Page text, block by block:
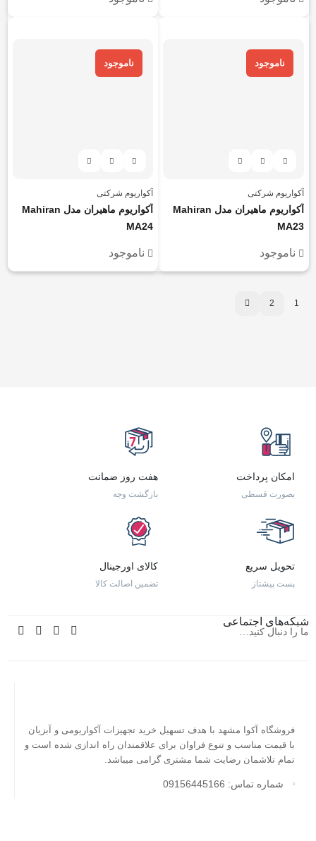
ناموجود
آکواریوم شرکتی
آکواریوم ماهیران مدل Mahiran
MA23
ناموجود
ناموجود
آکواریوم شرکتی
آکواریوم ماهیران مدل Mahiran
MA24
ناموجود
1
2
امکان پرداخت
بصورت قسطی
هفت روز ضمانت
بازگشت وجه
تحویل سریع
پست پیشتاز
کالای اورجینال
تضمین اصالت کالا
شبکه‌های اجتماعی
ما را دنبال کنید…
فروشگاه آکوا مشهد با هدف تسهیل خرید تجهیزات آکواریومی و آبزیان
با قیمت مناسب و تنوع فراوان برای علاقمندان راه اندازی شده است و
تمام تلاشمان رضایت شما مشتری گرامی میباشد.
شماره تماس: 09156445166